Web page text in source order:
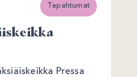
Tapahtumat
Pressa